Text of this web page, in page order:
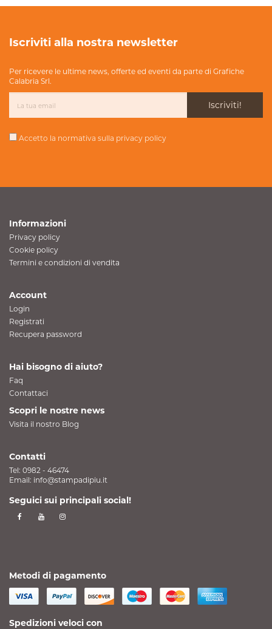
Iscriviti alla nostra newsletter
Per ricevere le ultime news, offerte ed eventi da parte di Grafiche
Calabria Srl.
Iscriviti!
Accetto la normativa sulla privacy policy
Informazioni
Privacy policy
Cookie policy
Termini e condizioni di vendita
Account
Login
Registrati
Recupera password
Hai bisogno di aiuto?
Faq
Contattaci
Scopri le nostre news
Visita il nostro Blog
Contatti
Tel: 0982 - 46474
Email: info@stampadipiu.it
Seguici sui principali social!
Metodi di pagamento
Spedizioni veloci con